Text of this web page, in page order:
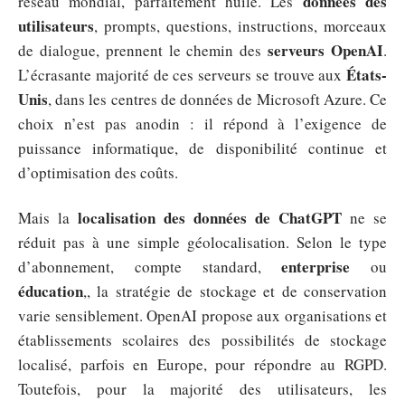
utilisateurs, prompts, questions, instructions, morceaux
de dialogue, prennent le chemin desserveurs OpenAI.
L’écrasante majorité de ces serveurs se trouve aux États-
Unis, dans les centres de données de Microsoft Azure. Ce
choix n’est pas anodin : il répond à l’exigence de
puissance informatique, de disponibilité continue et
d’optimisation des coûts.
Mais la localisation des données de ChatGPT ne se
réduit pas à une simple géolocalisation. Selon le type
d’abonnement, compte standard,enterprise ou
éducation,, la stratégie de stockage et de conservation
varie sensiblement. OpenAI propose aux organisations et
établissements scolaires des possibilités de stockage
localisé, parfois en Europe, pour répondre au RGPD.
Toutefois, pour la majorité des utilisateurs, les